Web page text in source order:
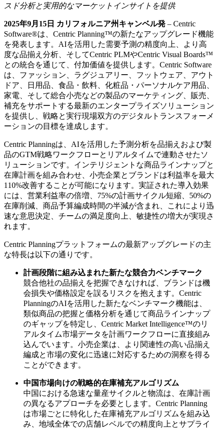
スド分析と実用的なマーケットインサイトを提供
2025年9月 15 日 カリフォルニア州キャンベル発 – Centric
Software®は、Centric Planning™の新たなアップグレード機能
を発表します。AIを活用した需要予測の精度向上、より高
度な品揃え分析、そしてCentric PLMやCentric Visual Boards™
との統合を通じて、付加価値を提供します。Centric Software
は、ファッション、ラグジュアリー、フットウェア、アウト
ドア、日用品、食品・飲料、化粧品・パーソナルケア用品、
家電、そして総合小売などの製品のマーケティング、販売、
補充をサポートする最新のエンタープライズソリューション
を提供し、戦略と実行現場双方のデジタルトランスフォーメ
ーションの目標を達成します。
Centric Planningは、AIを活用した予測分析を品揃えおよび製
品のGTM戦略ワークフローとリアルタイムで連動させたソ
リューションです。インテリジェントな商品ラインナップと
在庫計画を組み合わせ、小売企業とブランドは利益率を最大
110%改善することが可能になります。実証された導入効果
には、営業利益率の倍増、75%の計画サイクル短縮、50%の
在庫削減、商品予算編成時間の半減が含まれ、これにより迅
速な意思決定、チームの満足度向上、敏捷性の増大が実現さ
れます。
Centric Planningプラットフォームの最新アップグレードの主
な特長は以下の通りです。
計画段階に組み込まれた新たな競合力ベンチマーク
競合他社の品揃えを把握できなければ、ブランドは機
会損失や価格設定を誤るリスクを抱えます。Centric
PlanningのAIを活用した新たなベンチマーク機能は、
類似商品の把握と価格分析を通じて商品ラインナップ
のギャップを特定し、Centric Market Intelligence™のリ
アルタイム市場データを計画ワークフローに直接組み
込んでいます。小売企業は、より関連性の高い品揃え
編成と市場の変化に迅速に対応するための洞察を得る
ことができます。
中国市場向けの戦略的在庫補充アルゴリズム
中国における急速な量産サイクルと物流は、在庫計画
の異なるアプローチを必要とします。Centric Planning
は市場ごとに特化した在庫補充アルゴリズムを組み込
み、地域全体での店舗レベルでの精度向上とサプライ